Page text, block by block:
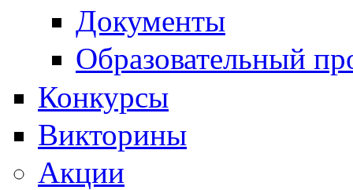
Документы
Образовательный
Конкурсы
Викторины
Акции